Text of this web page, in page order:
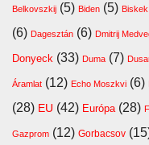
Belkovszkij (5) Biden (5) Biskek
(6) Dagesztán (6) Dmitrij
Donyeck (33) Duma (7)
Áramlat (12) Echo Moszkvi (6)
(28) EU (42) Európa (28)
Gazprom (12) Gorbacsov